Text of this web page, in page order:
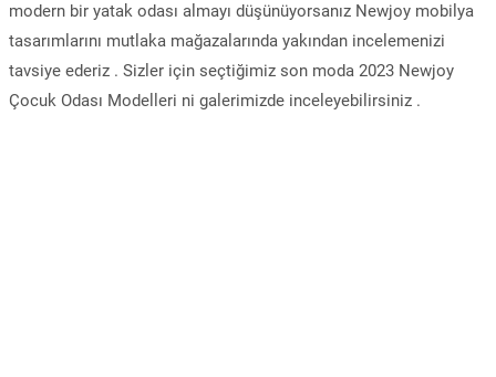
modern bir yatak odası almayı düşünüyorsanız Newjoy mobilya
tasarımlarını mutlaka mağazalarında yakından incelemenizi
tavsiye ederiz . Sizler için seçtiğimiz son moda 2023 Newjoy
Çocuk Odası Modelleri ni galerimizde inceleyebilirsiniz .